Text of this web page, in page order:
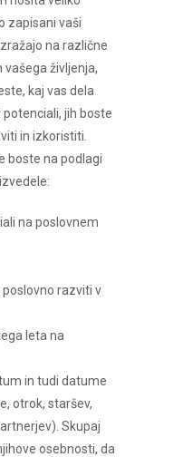
zapisani vaši
na različne
vašega življenja,
kaj vas dela
jih boste
in izkoristiti.
boste na podlagi
na poslovnem
poslovno razviti v
leta na
in tudi datume
otrok, staršev,
Skupaj
osebnosti, da